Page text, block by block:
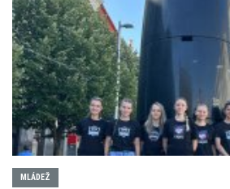
MLÁDEŽ